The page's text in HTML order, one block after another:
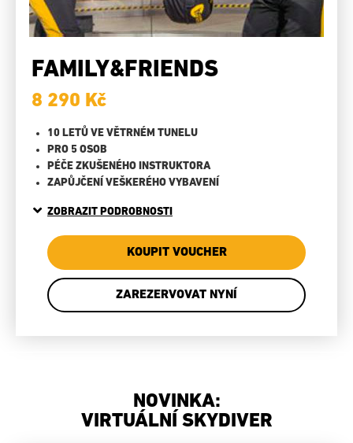
FAMILY&FRIENDS
8 290 Kč
10 LETŮ VE VĚTRNÉM TUNELU
PRO 5 OSOB
PÉČE ZKUŠENÉHO INSTRUKTORA
ZAPŮJČENÍ VEŠKERÉHO VYBAVENÍ
ZOBRAZIT PODROBNOSTI
KOUPIT VOUCHER
ZAREZERVOVAT NYNÍ
NOVINKA:
VIRTUÁLNÍ SKYDIVER